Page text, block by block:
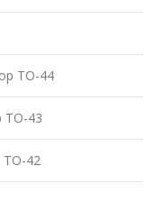
ТО-44
ТО-43
ТО-42